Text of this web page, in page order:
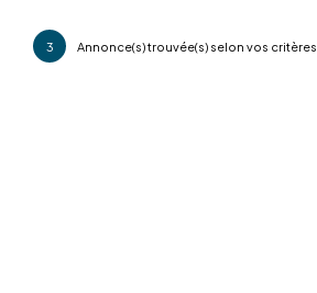
3 Annonce(s) trouvée(s) selon vos critères